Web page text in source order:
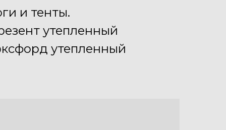
и тенты.
утепленный
утепленный